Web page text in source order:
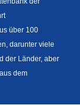
über 100
darunter viele
der Länder, aber
dem